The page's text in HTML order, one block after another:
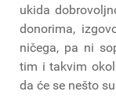
ukida
donorima,
ničega, pa ni
tim i takvim
da će se nešto